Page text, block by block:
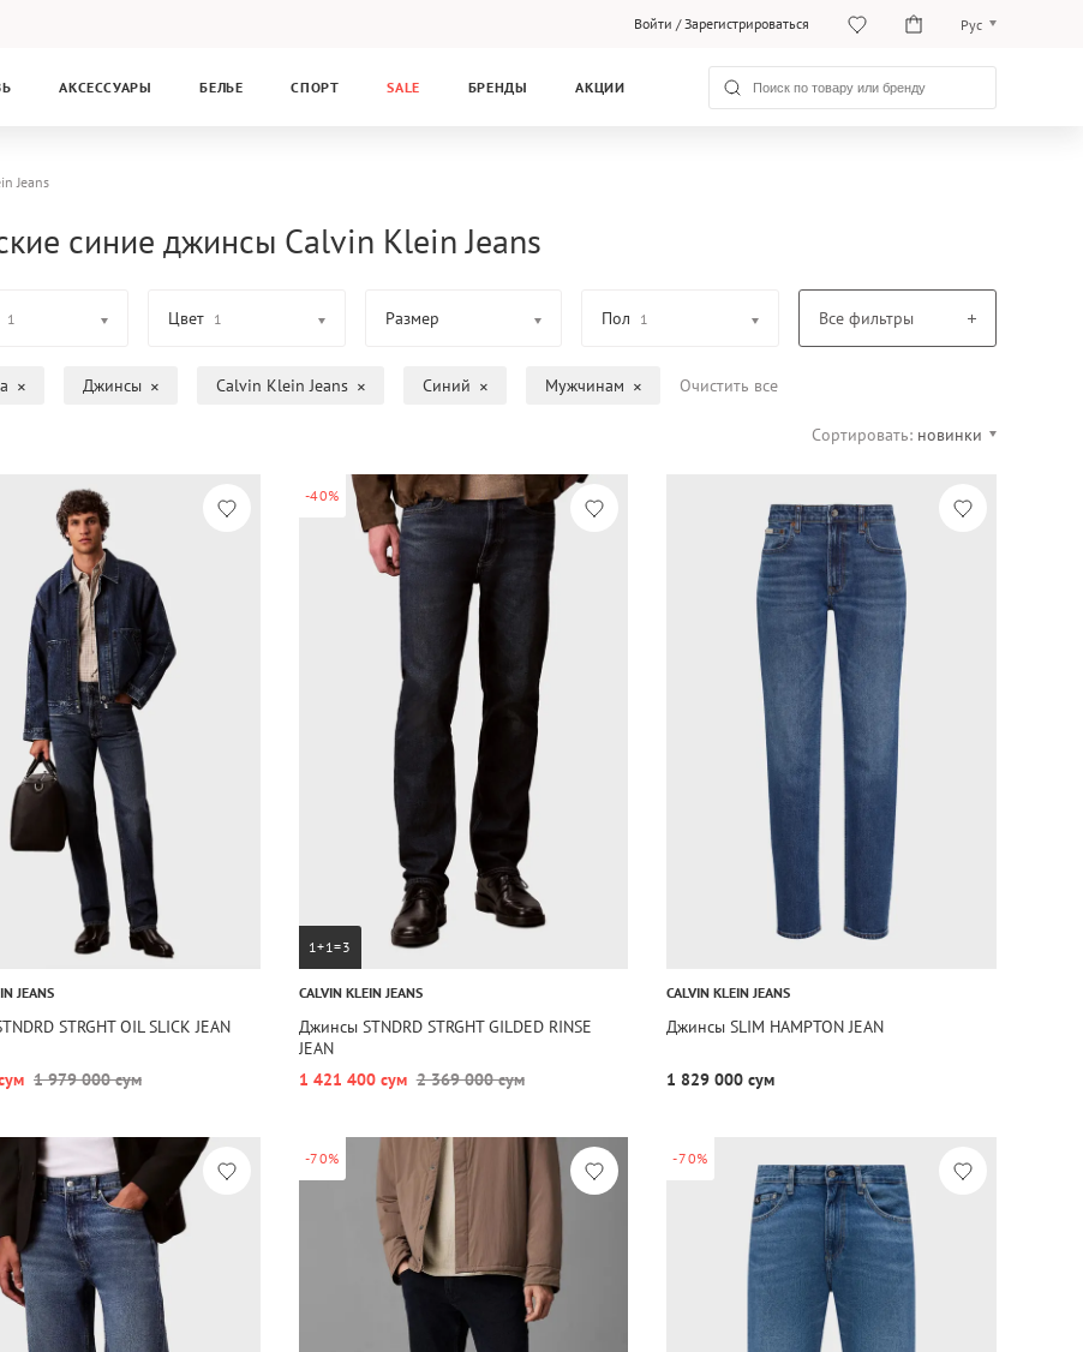
Войти /Зарегистрироваться Рус
Рус
АКСЕССУАРЫ БЕЛЬЕ СПОРТ SALE БРЕНДЫ АКЦИИ
Jeans
синие джинсы Calvin Klein Jeans
1 Цвет 1 Размер Пол 1 Все фильтры
Джинсы Calvin Klein Jeans Синий Мужчинам Очистить все
Сортировать: новинки
JEANS
STRGHT OIL SLICK JEAN
1 979 000 сум
-40%
1+1=3
CALVIN KLEIN JEANS
Джинсы STNDRD STRGHT GILDED RINSE
JEAN
1 421 400 сум 2 369 000 сум
CALVIN KLEIN JEANS
Джинсы SLIM HAMPTON JEAN
1 829 000 сум
-70% -70%